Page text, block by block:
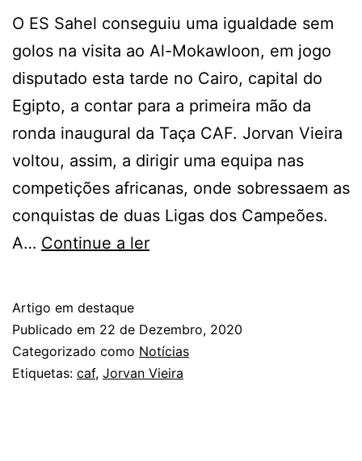
O ES Sahel conseguiu uma igualdade sem
golos na visita ao Al-Mokawloon, em jogo
disputado esta tarde no Cairo, capital do
Egipto, a contar para a primeira mão da
ronda inaugural da Taça CAF. Jorvan Vieira
voltou, assim, a dirigir uma equipa nas
competições africanas, onde sobressaem as
conquistas de duas Ligas dos Campeões.
A… Continue a lerES
no
regresso
de
Artigo em destaque
Publicado em 22 de Dezembro, 2020
Categorizado como Notícias
Etiquetas: caf, Jorvan Vieira